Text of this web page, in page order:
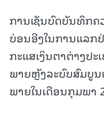
ການເຊັນບົດບັນທຶກຄວ
ບ່ອນອີງໃນການແລ
ກະແສເງິນຕາຕ່າງປ
ພາຍຫຼັງລະບົບສົມບູນ
ພາຍໃນເດືອນກຸມພາ